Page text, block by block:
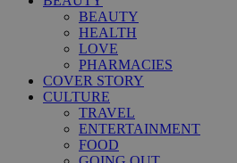
BEAUTY
HEALTH
LOVE
PHARMACIES
COVER STORY
CULTURE
TRAVEL
ENTERTAINMENT
FOOD